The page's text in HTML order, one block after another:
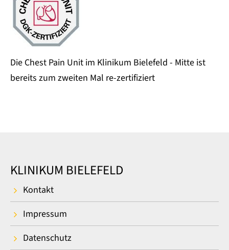
Die Chest Pain Unit im Klinikum Bielefeld - Mitte ist
bereits zum zweiten Mal re-zertifiziert
KLINIKUM BIELEFELD
Kontakt
Impressum
Datenschutz